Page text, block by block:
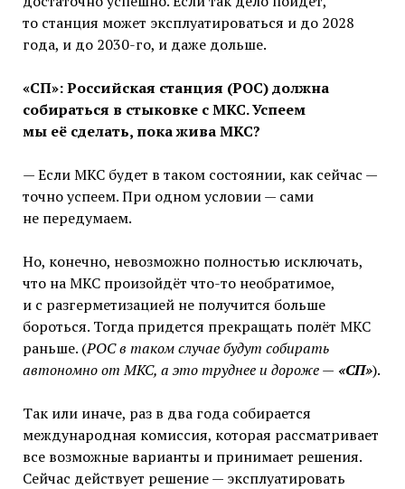
то станция может эксплуатироваться и до 2028
года, и до 2030-го, и даже дольше.
«СП»: Российская станция (РОС) должна
собираться в стыковке с МКС. Успеем
мы её сделать, пока жива МКС?
— Если МКС будет в таком состоянии, как сейчас —
точно успеем. При одном условии — сами
не передумаем.
Но, конечно, невозможно полностью исключать,
что на МКС произойдёт что-то необратимое,
и с разгерметизацией не получится больше
бороться. Тогда придется прекращать полёт МКС
раньше. (РОС в таком случае будут собирать
автономно от МКС, а это труднее и дороже — «СП»).
Так или иначе, раз в два года собирается
международная комиссия, которая рассматривает
все возможные варианты и принимает решения.
Сейчас действует решение — эксплуатировать